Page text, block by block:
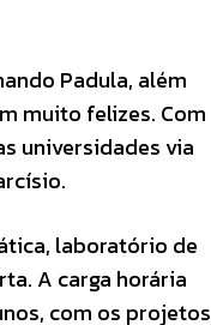
Padula, além
muito felizes. Com
universidades via
laboratório de
A carga horária
com os projetos